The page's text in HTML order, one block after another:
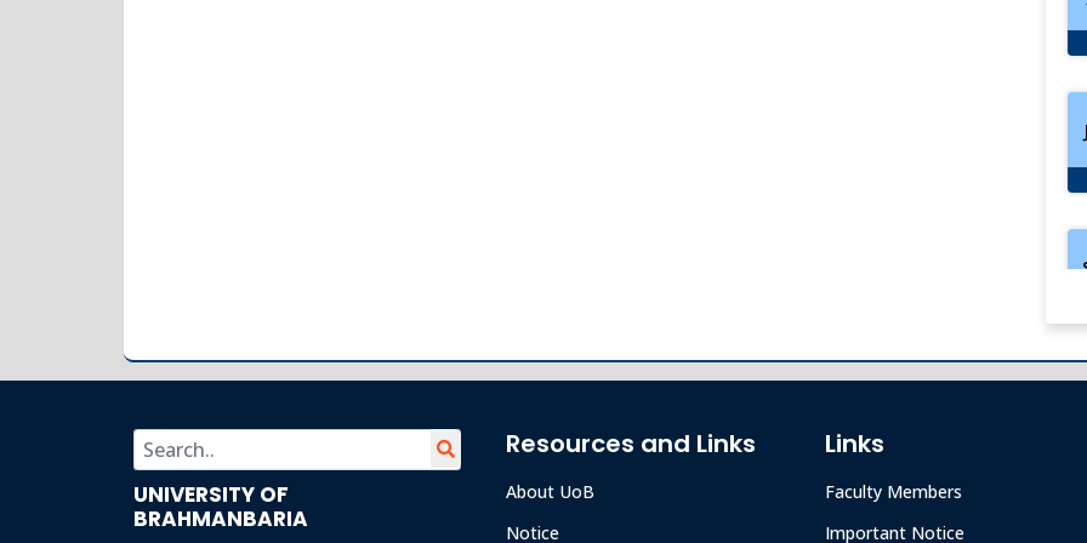
UNIVERSITY OF
BRAHMANBARIA
Resources and Links
About UoB
Notice
Links
Faculty Members
Important Notice